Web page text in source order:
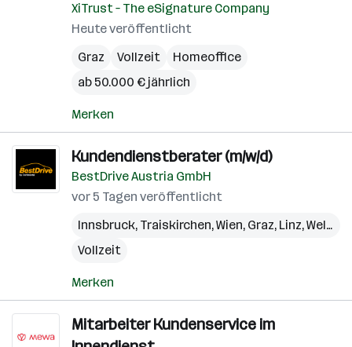
XiTrust – The eSignature Company
Heute veröffentlicht
Graz
Vollzeit
Homeoffice
ab 50.000 € jährlich
Merken
Kundendienstberater (m/w/d)
BestDrive Austria GmbH
vor 5 Tagen veröffentlicht
Innsbruck, Traiskirchen,Wien, Graz, Linz,Wels
Vollzeit
Merken
Mitarbeiter Kundenservice im